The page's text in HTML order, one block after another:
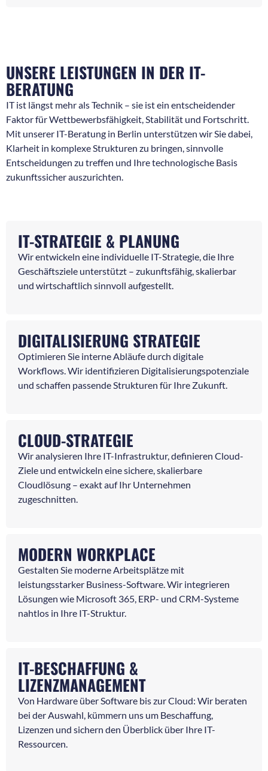
UNSERE LEISTUNGEN IN DER IT-
BERATUNG
IT ist längst mehr als Technik – sie ist ein entscheidender
Faktor für Wettbewerbsfähigkeit, Stabilität und Fortschritt.
Mit unserer IT-Beratung in Berlin unterstützen wir Sie dabei,
Klarheit in komplexe Strukturen zu bringen, sinnvolle
Entscheidungen zu treffen und Ihre technologische Basis
zukunftssicher auszurichten.
IT-STRATEGIE & PLANUNG
Wir entwickeln eine individuelle IT-Strategie, die Ihre
Geschäftsziele unterstützt – zukunftsfähig, skalierbar
und wirtschaftlich sinnvoll aufgestellt.
DIGITALISIERUNG STRATEGIE
Optimieren Sie interne Abläufe durch digitale
Workflows. Wir identifizieren Digitalisierungspotenziale
und schaffen passende Strukturen für Ihre Zukunft.
CLOUD-STRATEGIE
Wir analysieren Ihre IT-Infrastruktur, definieren Cloud-
Ziele und entwickeln eine sichere, skalierbare
Cloudlösung – exakt auf Ihr Unternehmen
zugeschnitten.
MODERN WORKPLACE
Gestalten Sie moderne Arbeitsplätze mit
leistungsstarker Business-Software. Wir integrieren
Lösungen wie Microsoft 365, ERP- und CRM-Systeme
nahtlos in Ihre IT-Struktur.
IT-BESCHAFFUNG &
LIZENZMANAGEMENT
Von Hardware über Software bis zur Cloud: Wir beraten
bei der Auswahl, kümmern uns um Beschaffung,
Lizenzen und sichern den Überblick über Ihre IT-
Ressourcen.